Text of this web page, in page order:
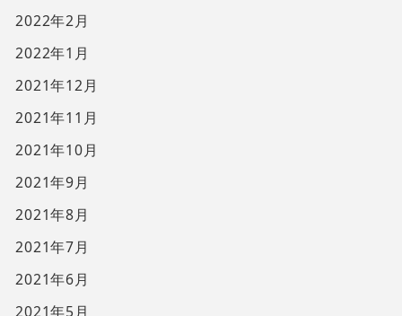
2022年2月
2022年1月
2021年12月
2021年11月
2021年10月
2021年9月
2021年8月
2021年7月
2021年6月
2021年5月